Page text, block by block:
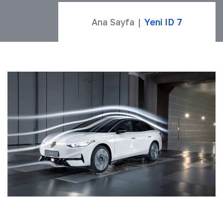
Ana Sayfa Yeni ID 7